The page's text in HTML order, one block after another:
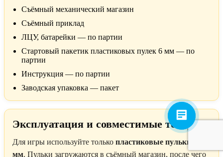
Съёмный механический магазин
Съёмный приклад
ЛЦУ, батарейки — по партии
Стартовый пакетик пластиковых пулек 6 мм — по
партии
Инструкция — по партии
Заводская упаковка — пакет
Эксплуатация и совместимые товары
Для игры используйте только пластиковые пульки BB 6
мм. Пульки загружаются в съёмный магазин, после чего